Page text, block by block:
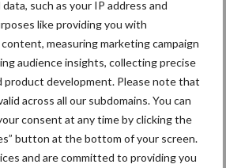
such as your IP address and
like providing you with
measuring marketing campaign
audience insights, collecting precise
product development. Please note that
across all our subdomains. You can
consent at any time by clicking the
button at the bottom of your screen.
and are committed to providing you
voorkomen met
lagen